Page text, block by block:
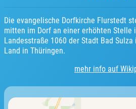
Die evangelische Dorfkirche Flurstedt
mitten im Dorf an einer erhöhten Stelle
Landesstraße 1060 der Stadt Bad
Land in Thüringen.
mehr info auf